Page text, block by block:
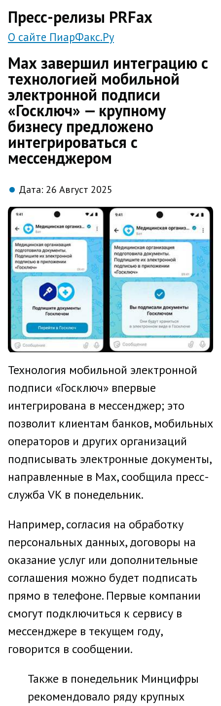
Пресс-релизы PRFax
О сайте ПиарФакс.Ру
Мах завершил интеграцию с
технологией мобильной
электронной подписи
«Госключ» — крупному
бизнесу предложено
интегрироваться с
мессенджером
Дата: 26 Август 2025
Технология мобильной электронной
подписи «Госключ» впервые
интегрирована в мессенджер; это
позволит клиентам банков, мобильных
операторов и других организаций
подписывать электронные документы,
направленные в Мах, сообщила пресс-
служба VK в понедельник.
Например, согласия на обработку
персональных данных, договоры на
оказание услуг или дополнительные
соглашения можно будет подписать
прямо в телефоне. Первые компании
смогут подключиться к сервису в
мессенджере в текущем году,
говорится в сообщении.
Также в понедельник Минцифры
рекомендовало ряду крупных